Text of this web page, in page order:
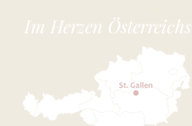
Im Herzen Österreichs